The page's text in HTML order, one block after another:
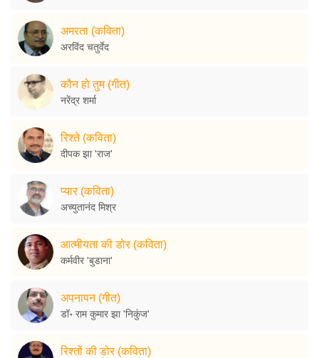
अमरता (कविता)
अरविंद चतुर्वेद
कौन हो तुम (गीत)
नरेंद्र शर्मा
रिश्ते (कविता)
दीपक झा 'राज'
प्यार (कविता)
अच्युतानंद मिश्र
आत्मीयता की डोर (कविता)
कर्मवीर 'बुडाना'
अपनापन (गीत)
डॉ॰ राम कुमार झा 'निकुंज'
रिश्तों की डोर (कविता)